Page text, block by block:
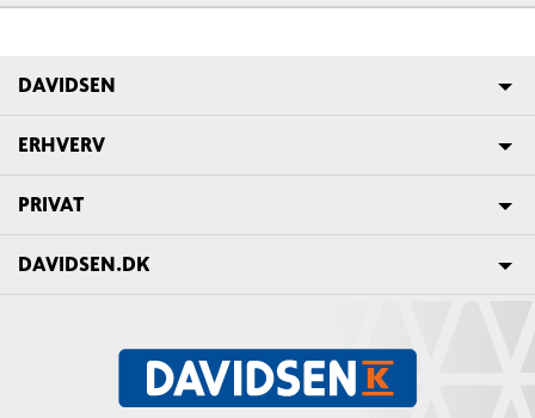
DAVIDSEN
ERHVERV
PRIVAT
DAVIDSEN.DK